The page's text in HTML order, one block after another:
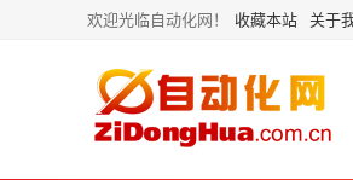
欢迎光临自动化网！ 收藏本站 关于